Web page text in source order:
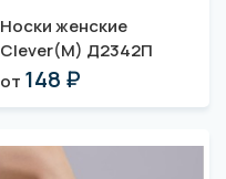
Носки женские
Clever(M) Д2342П
от 148 ₽